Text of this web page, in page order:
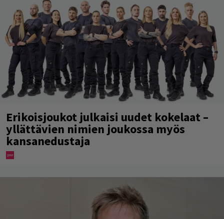
Erikoisjoukot julkaisi uudet kokelaat –
yllättävien nimien joukossa myös
kansanedustaja